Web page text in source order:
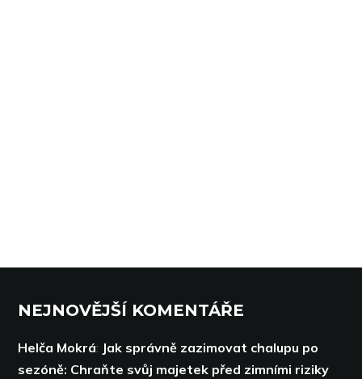
NEJNOVĚJŠÍ KOMENTÁŘE
Helča Mokrá: Jak správně zazimovat chalupu po
sezóně: Chraňte svůj majetek před zimními riziky